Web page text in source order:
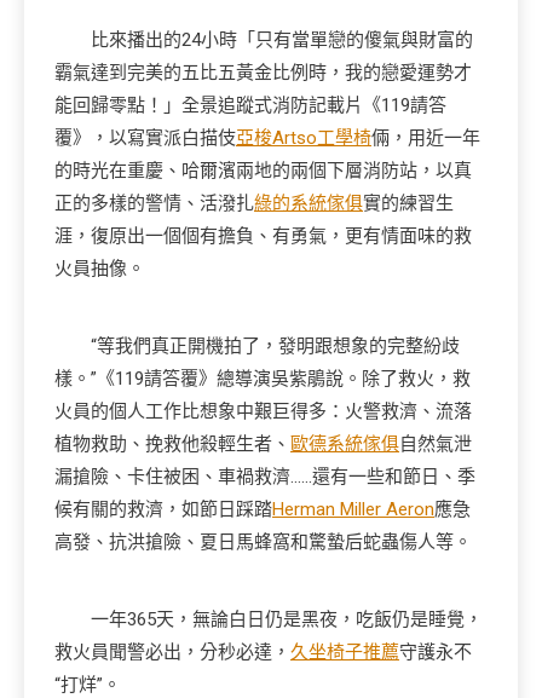
比來播出的24小時「只有當單戀的傻氣與財富的
霸氣達到完美的五比五黃金比例時，我的戀愛運勢才
能回歸零點！」全景追蹤式消防記載片《119請答
覆》，以寫實派白描伎亞梭Artso工學椅倆，用近一年
的時光在重慶、哈爾濱兩地的兩個下層消防站，以真
正的多樣的警情、活潑扎綠的系統傢俱實的練習生
涯，復原出一個個有擔負、有勇氣，更有情面味的救
火員抽像。
“等我們真正開機拍了，發明跟想象的完整紛歧
樣。”《119請答覆》總導演吳紫鵑說。除了救火，救
火員的個人工作比想象中艱巨得多：火警救濟、流落
植物救助、挽救他殺輕生者、 歐德系統傢俱自然氣泄
漏搶險、卡住被困、車禍救濟……還有一些和節日、季
候有關的救濟，如節日踩踏Herman Miller Aeron應急
高發、抗洪搶險、夏日馬蜂窩和驚蟄后蛇蟲傷人等。
一年365天，無論白日仍是黑夜，吃飯仍是睡覺，
救火員聞警必出，分秒必達， 久坐椅子推薦守護永不
“打烊”。